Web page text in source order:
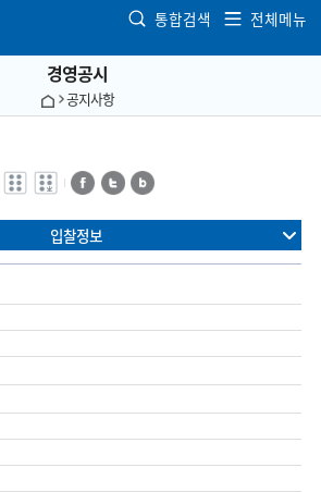
통합검색 전체메뉴
경영공시
공지사항
전자점자
바로보기
전자점자
다운로드
페이스북트위터블로그
입찰정보